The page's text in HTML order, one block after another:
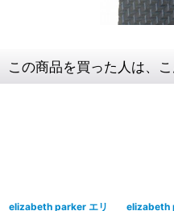
この商品を買った人は、
elizabeth parker エリ
elizabeth